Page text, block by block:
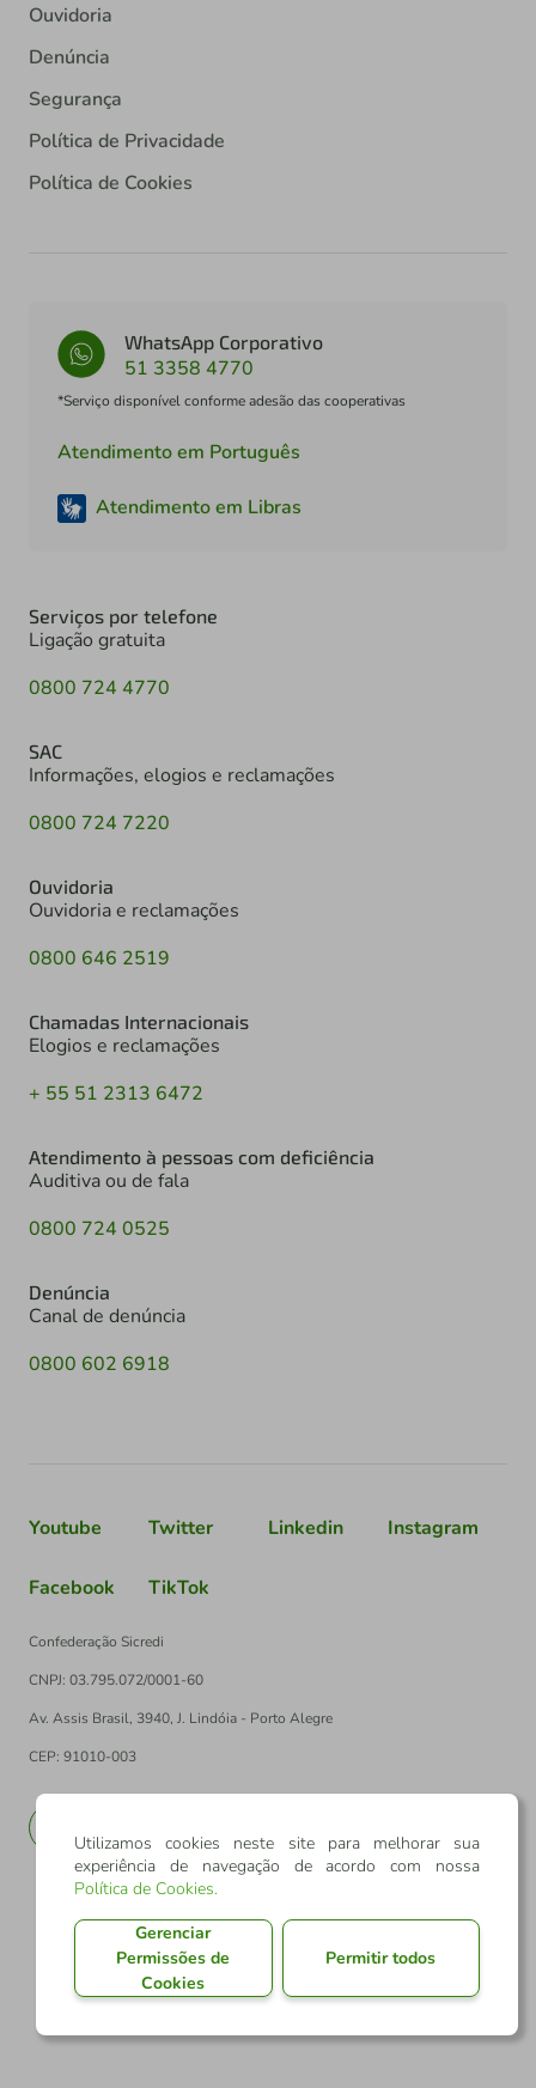
Ouvidoria
Denúncia
Segurança
Política de Privacidade
Política de Cookies
WhatsApp Corporativo
51 3358 4770
*Serviço disponível conforme adesão das cooperativas
Atendimento em Português
Atendimento em Libras
Serviços por telefone
Ligação gratuita
0800 724 4770
SAC
Informações, elogios e reclamações
0800 724 7220
Ouvidoria
Ouvidoria e reclamações
0800 646 2519
Chamadas Internacionais
Elogios e reclamações
+ 55 51 2313 6472
Atendimento à pessoas com deficiência
Auditiva ou de fala
0800 724 0525
Denúncia
Canal de denúncia
0800 602 6918
Youtube Twitter Linkedin Instagram
Facebook TikTok
Confederação Sicredi
CNPJ: 03.795.072/0001-60
Av. Assis Brasil, 3940, J. Lindóia - Porto Alegre
CEP: 91010-003
Utilizamos cookies neste site para melhorar sua
experiência de navegação de acordo com nossa
Política de Cookies.
Gerenciar
Permissões de
Cookies
Permitir todos